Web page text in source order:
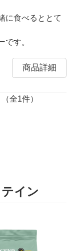
に食べるととて
です。
商品詳細
全1件）
イン